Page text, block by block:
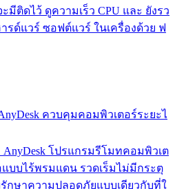
ติดไว้ ดูความเร็ว CPU และ ยังรว
รด์แวร์ ซอฟต์แวร์ ในเครื่องด้วย ฟ
ควบคุมคอมพิวเตอร์ระยะไ
โปรแกรมรีโมทคอมพิวเต
บบไร้พรมแดน รวดเร็มไม่มีกระตุ
กษาความปลอดภัยแบบเดียวกับที่ใ